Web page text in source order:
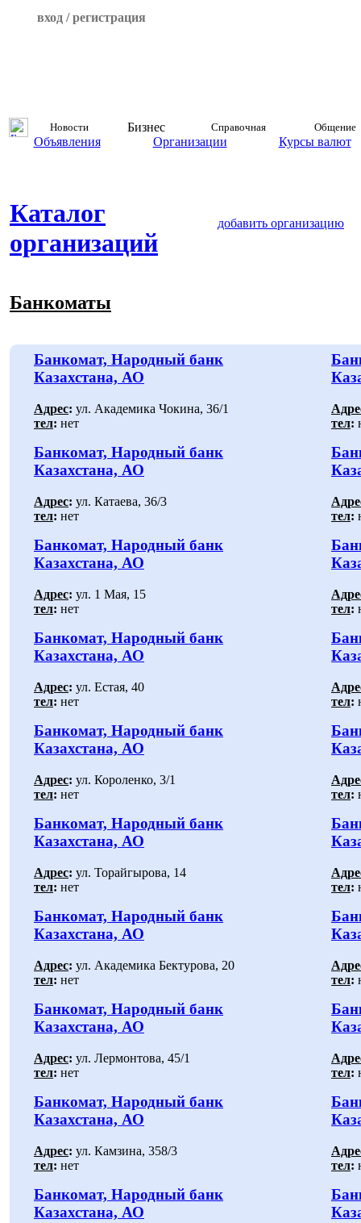
вход / регистрация
Новости Бизнес Справочная Общение
Объявления Организации Курсы валют
Каталог
организаций
добавить организацию
Банкоматы
Банкомат, Народный банк
Казахстана, АО
Адрес: ул. Академика Чокина, 36/1
тел: нет
тел:
Банкомат, Народный банк
Казахстана, АО
Адрес: ул. Катаева, 36/3
тел: нет
тел:
Банкомат, Народный банк
Казахстана, АО
Адрес: ул. 1 Мая, 15
тел: нет
тел:
Банкомат, Народный банк
Казахстана, АО
Адрес: ул. Естая, 40
тел: нет
тел:
Банкомат, Народный банк
Казахстана, АО
Адрес: ул. Короленко, 3/1
тел: нет
тел:
Банкомат, Народный банк
Казахстана, АО
Адрес: ул. Торайгырова, 14
тел: нет
тел:
Банкомат, Народный банк
Казахстана, АО
Адрес: ул. Академика Бектурова, 20
тел: нет
тел:
Банкомат, Народный банк
Казахстана, АО
Адрес: ул. Лермонтова, 45/1
тел: нет
тел:
Банкомат, Народный банк
Казахстана, АО
Адрес: ул. Камзина, 358/3
тел: нет
тел:
Банкомат, Народный банк
Казахстана, АО